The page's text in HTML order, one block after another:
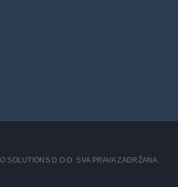
SOLUTIONS D.O.O. SVA PRAVA ZADRŽANA.